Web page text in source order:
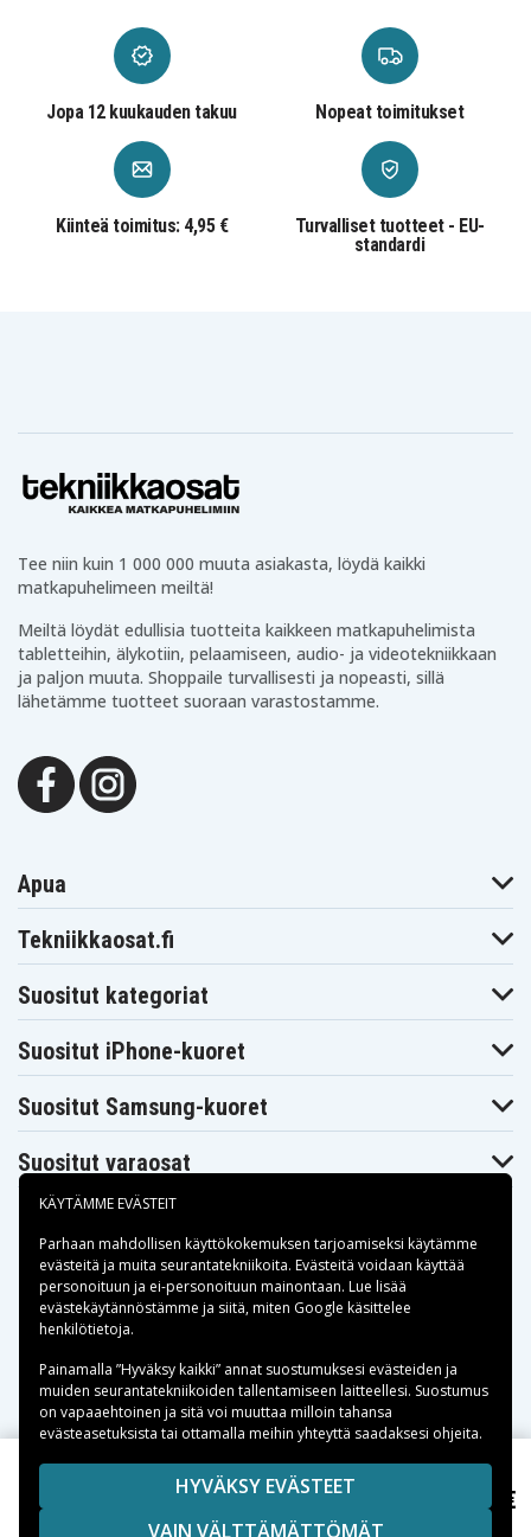
94,07 €
Jopa 12 kuukauden takuu Nopeat toimitukset
Kiinteä toimitus: 4,95 €
Turvalliset tuotteet - EU-
standardi
Tee niin kuin 1 000 000 muuta asiakasta, löydä kaikki
matkapuhelimeen meiltä!
Meiltä löydät edullisia tuotteita kaikkeen matkapuhelimista
tabletteihin, älykotiin, pelaamiseen, audio- ja videotekniikkaan
ja paljon muuta. Shoppaile turvallisesti ja nopeasti, sillä
lähetämme tuotteet suoraan varastostamme.
Apua
Tekniikkaosat.fi
Suositut kategoriat
Suositut iPhone-kuoret
Suositut Samsung-kuoret
Suositut varaosat
Maksuvaihtoehdot
Toimitusvaihtoehdot
Copyright © 2026, Spares Nordic AB
SIVULLA MAINITUT TAVARAMERKIT OVAT OMISTAJIENSA
OMAISUUTTA.
KÄYTÄMME EVÄSTEIT
Parhaan mahdollisen käyttökokemuksen tarjoamiseksi käytämme
evästeitä ja muita seurantatekniikoita. Evästeitä voidaan käyttää
personoituun ja ei-personoituun mainontaan. Lue lisää
evästekäytännöstämme ja siitä, miten Google käsittelee
henkilötietoja.
Painamalla ”Hyväksy kaikki” annat suostumuksesi evästeiden ja
muiden seurantatekniikoiden tallentamiseen laitteellesi. Suostumus
on vapaaehtoinen ja sitä voi muuttaa milloin tahansa
evästeasetuksista tai ottamalla meihin yhteyttä saadaksesi ohjeita.
HYVÄKSY EVÄSTEET
VAIN VÄLTTÄMÄTTÖMÄT